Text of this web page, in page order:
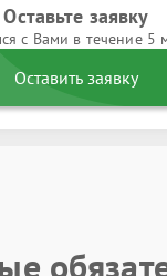
Оставьте заявку
с Вами в течение 5
Оставить заявку